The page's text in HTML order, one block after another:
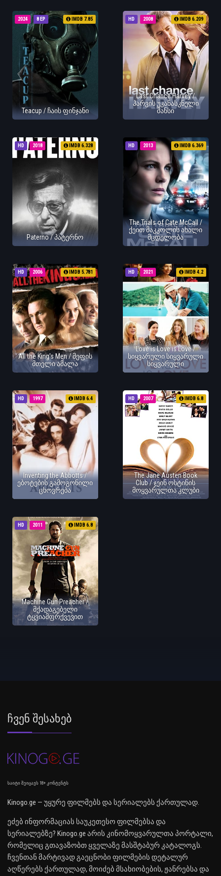
8 EP
2024 IMDB 7.85
Teacup / ჩაის ფინჯანი
HD 2008 IMDB 6.209
Last Chance Harvey /
ჰარვის უკანასკნელი
შანსი
HD 2018 IMDB 6.328
Paterno / პატერნო
HD 2013 IMDB 6.369
The Trials of Cate McCall /
ქეით მაკკოლის ახალი
მცდელობა
HD 2006 IMDB 5.781
All the King's Men / მეფის
მთელი ამალა
HD 2021 IMDB 4.2
Love is Love is Love /
სიყვარული სიყვარული
სიყვარული
HD 1997 IMDB 6.4
Inventing the Abbotts /
ებოტების გამოგონილი
ცხოვრება
HD 2007 IMDB 6.8
The Jane Austen Book
Club / ჯეინ ოსტინის
მოყვარულთა კლუბი
HD 2011 IMDB 6.8
Machine Gun Preacher /
მქადაგებელი
ტყვიამფრქვევით
Ჩვენ Შესახებ
საიტი შეიცავს 18+ კონტენტს
Kinogo.ge — უყურე ფილმებს და სერიალებს ქართულად.
ეძებ ინფორმაციას საუკეთესო ფილმებსა და
სერიალებზე? Kinogo.ge არის კინომოყვარულთა პორტალი,
რომელიც გთავაზობთ ყველაზე მასშტაბურ კატალოგს.
ჩვენთან მარტივად გაეცნობი ფილმების დეტალურ
აღწერებს ქართულად, მოიძებ მსახიობების, ჟანრებსა და